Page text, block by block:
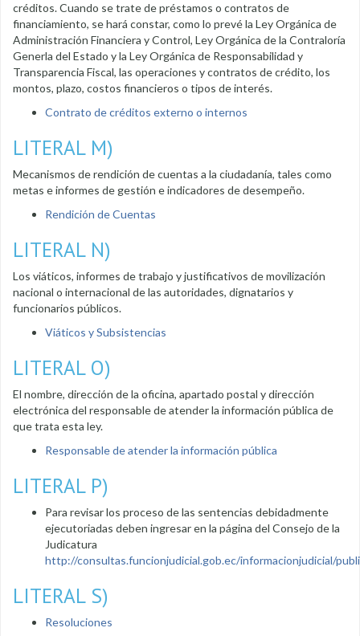
créditos. Cuando se trate de préstamos o contratos de
financiamiento, se hará constar, como lo prevé la Ley Orgánica de
Administración Financiera y Control, Ley Orgánica de la Contraloría
Generla del Estado y la Ley Orgánica de Responsabilidad y
Transparencia Fiscal, las operaciones y contratos de crédito, los
montos, plazo, costos financieros o tipos de interés.
Contrato de créditos externo o internos
LITERAL M)
Mecanismos de rendición de cuentas a la ciudadanía, tales como
metas e informes de gestión e indicadores de desempeño.
Rendición de Cuentas
LITERAL N)
Los viáticos, informes de trabajo y justificativos de movilización
nacional o internacional de las autoridades, dignatarios y
funcionarios públicos.
Viáticos y Subsistencias
LITERAL O)
El nombre, dirección de la oficina, apartado postal y dirección
electrónica del responsable de atender la información pública de
que trata esta ley.
Responsable de atender la información pública
LITERAL P)
Para revisar los proceso de las sentencias debidadmente
ejecutoriadas deben ingresar en la página del Consejo de la
Judicatura
http://consultas.funcionjudicial.gob.ec/informacionjudicial/
LITERAL S)
Resoluciones